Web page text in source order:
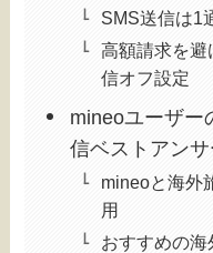
SMS送信は1
高額請求を避
信オフ設定
mineoユーザー
信ベストアンサ
mineoと海外
用
おすすめの海